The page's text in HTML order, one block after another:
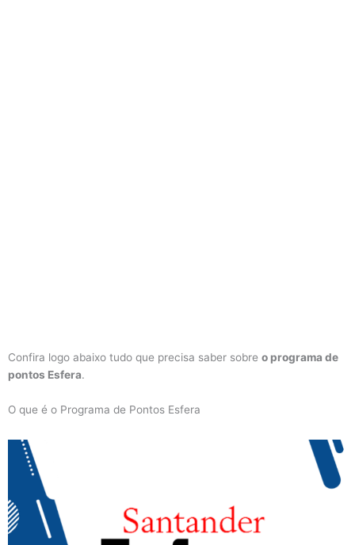
Confira logo abaixo tudo que precisa saber sobre o programa de
pontos Esfera.
O que é o Programa de Pontos Esfera